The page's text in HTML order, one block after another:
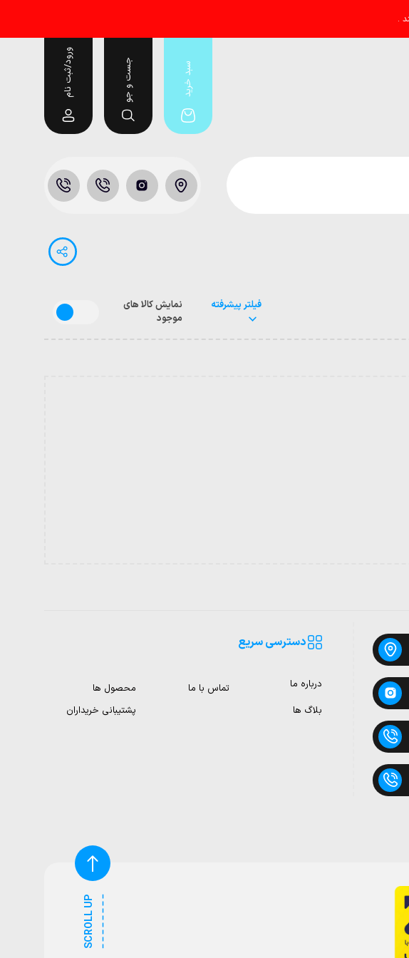
.
سبد خرید جست و جو ورود/ثبت نام
فیلتر پیشرفته
نمایش کالا های
موجود
دسترسی سریع
درباره ما تماس با ما
محصول ها
بلاگ ها
پشتیبانی خریداران
SCROLL UP